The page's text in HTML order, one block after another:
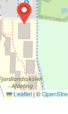
Leaflet | ©